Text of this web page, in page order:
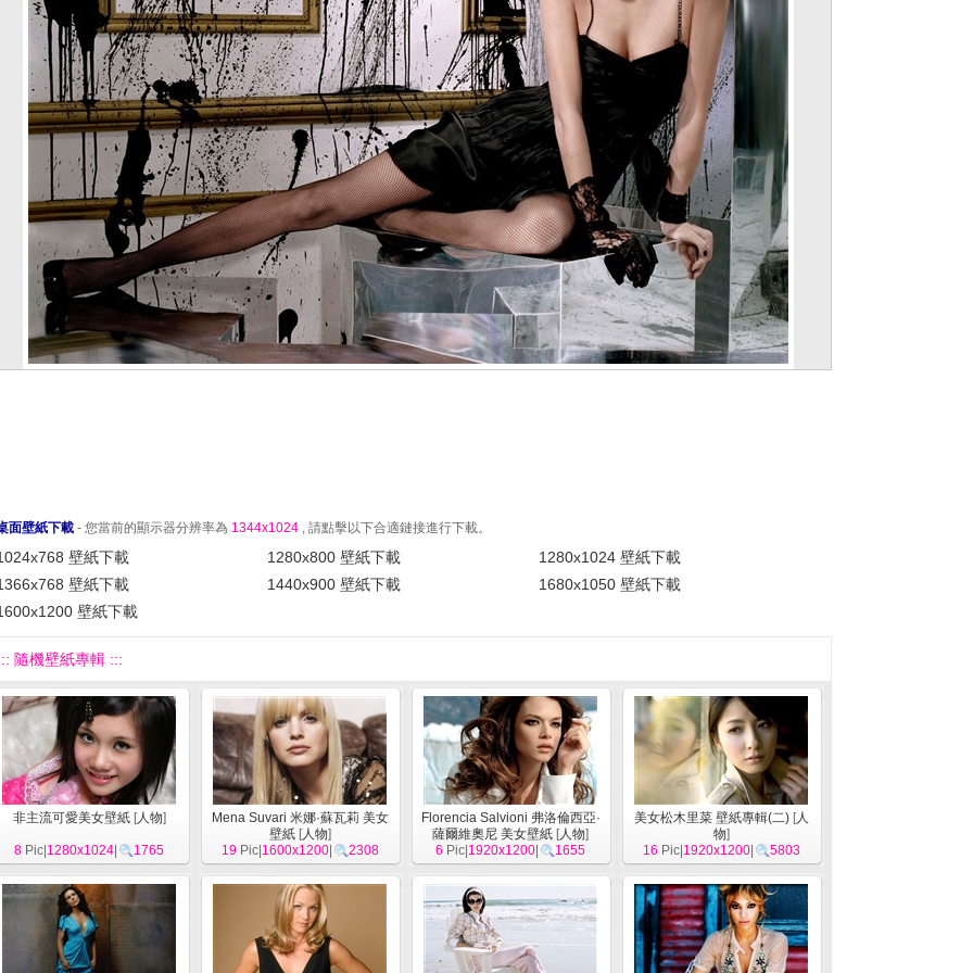
面壁紙下載 - 您當前的顯示器分辨率為 1344x1024 , 請點擊以下合適鏈接進行下載。
壁紙下載 1280x800 壁紙下載
1280x1024 壁紙下載
壁紙下載
1440x900 壁紙下載
1680x1050 壁紙下載
壁紙下載
隨機壁紙專輯 :::
非主流可愛美女壁紙[人物]
8 Pic| 1280x1024 1765
Mena Suvari 米娜·蘇瓦莉 美女
壁紙[人物]
19Pic| 1600x1200| 2308
Florencia Salvioni 弗洛倫西亞·
薩爾維奧尼 美女壁紙 [人物]
6 Pic| 1920x1200 1655
美女松木里菜 壁紙專輯(二)[人
物]
16 Pic| 1920x1200| 5803